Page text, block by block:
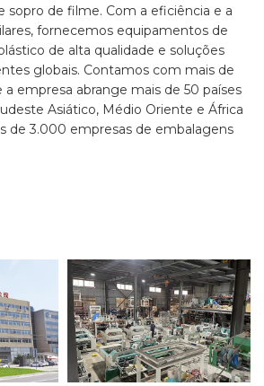
sopro de filme. Com a eficiência e a
fornecemos equipamentos de
de alta qualidade e soluções
globais. Contamos com mais de
empresa abrange mais de 50 países
Asiático, Médio Oriente e África
de 3.000 empresas de embalagens